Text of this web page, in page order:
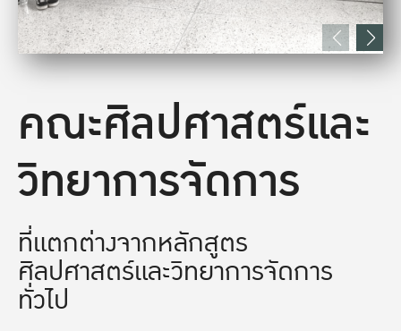
คณะศิลปศาสตร์และ
วิทยาการจัดการ
ที่แตกต่างจากหลักสูตร
ศิลปศาสตร์และวิทยาการจัดการ
ทั่วไป